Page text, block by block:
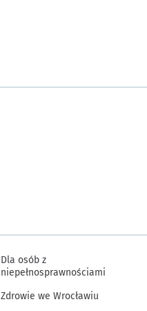
Dla osób z
niepełnosprawnościami
Zdrowie we Wrocławiu